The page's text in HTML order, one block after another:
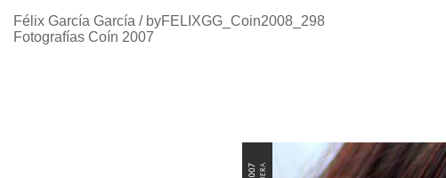
Félix García García / byFELIXGG_Coin2008_298
Fotografías Coín 2007